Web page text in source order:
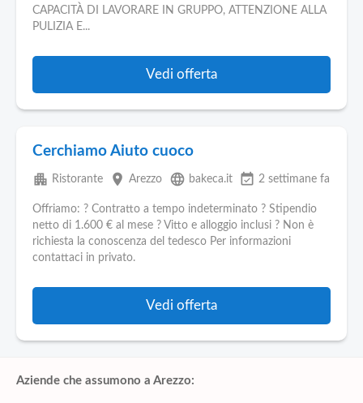
CAPACITÀ DI LAVORARE IN GRUPPO, ATTENZIONE ALLA
PULIZIA E...
Vedi offerta
Cerchiamo Aiuto cuoco
apartment Ristorante place Arezzo language bakeca.it event_available 2 settimane fa
Offriamo: ? Contratto a tempo indeterminato ? Stipendio
netto di 1.600 € al mese ? Vitto e alloggio inclusi ? Non è
richiesta la conoscenza del tedesco Per informazioni
contattaci in privato.
Vedi offerta
Aziende che assumono a Arezzo: